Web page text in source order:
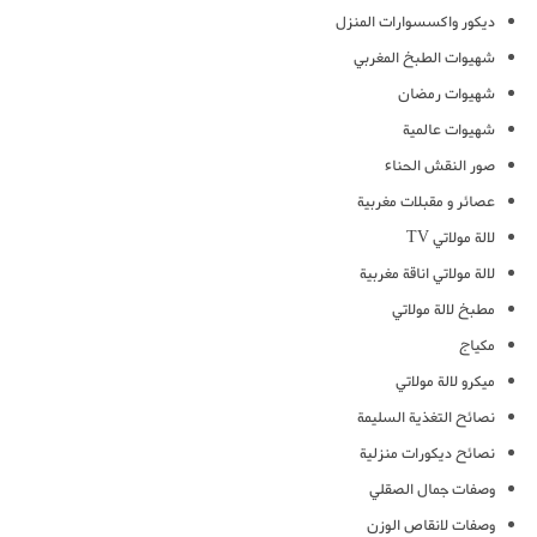
ديكور واكسسوارات المنزل
شهيوات الطبخ المغربي
شهيوات رمضان
شهيوات عالمية
صور النقش الحناء
عصائر و مقبلات مغربية
لالة مولاتي TV
لالة مولاتي اناقة مغربية
مطبخ لالة مولاتي
مكياج
ميكرو لالة مولاتي
نصائح التغذية السليمة
نصائح ديكورات منزلية
وصفات جمال الصقلي
وصفات لانقاص الوزن